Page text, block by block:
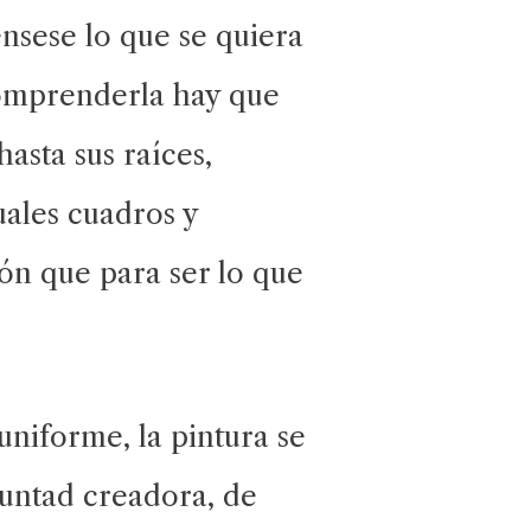
lo que se quiera
hay que
sus raíces,
cuadros y
que para ser lo que
la pintura se
creadora, de